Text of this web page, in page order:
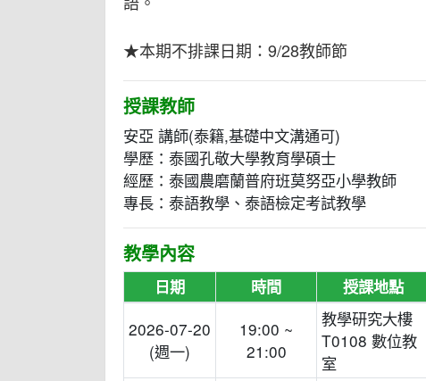
★本期不排課日期：9/28教師節
授課教師
安亞 講師(泰籍,基礎中文溝通可)
學歷：泰國孔敬大學教育學碩士
經歷：泰國農磨蘭普府班莫努亞小學教師
專長：泰語教學、泰語檢定考試教學
教學內容
日期 時間 授課地點
2026-07-20
(週一)
19:00 ~
21:00
教學研究大樓
T0108 數位教
室